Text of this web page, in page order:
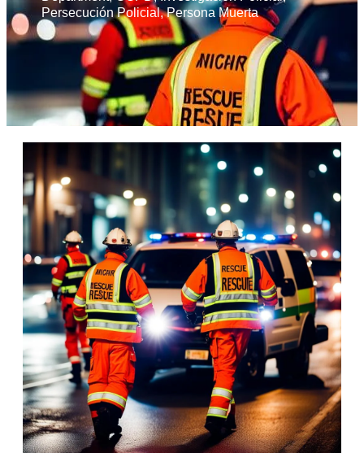
Persecución Policial,Persona Muerta